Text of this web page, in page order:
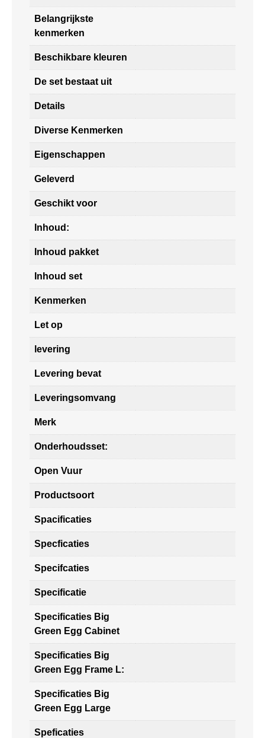
Belangrijkste
kenmerken
Beschikbare kleuren
De set bestaat uit
Details
Diverse Kenmerken
Eigenschappen
Geleverd
Geschikt voor
Inhoud:
Inhoud pakket
Inhoud set
Kenmerken
Let op
levering
Levering bevat
Leveringsomvang
Merk
Onderhoudsset:
Open Vuur
Productsoort
Spacificaties
Specficaties
Specifcaties
Specificatie
Specificaties Big
Green Egg Cabinet
Specificaties Big
Green Egg Frame L:
Specificaties Big
Green Egg Large
Speficaties